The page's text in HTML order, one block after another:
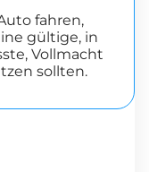
fahren,
gültige, in
Vollmacht
sollten.